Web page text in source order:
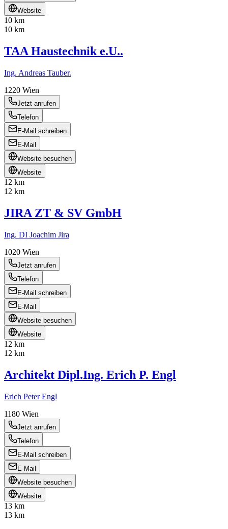
Website
10 km
10 km
TAA Haustechnik e.U..
Ing. Andreas Tauber.
1220 Wien
Jetzt anrufen
Telefon
E-Mail schreiben
E-Mail
Website besuchen
Website
12 km
12 km
JIRA ZT & SV GmbH
Ing. DI Joachim Jira
1020 Wien
Jetzt anrufen
Telefon
E-Mail schreiben
E-Mail
Website besuchen
Website
12 km
12 km
Architekt Dipl.Ing. Erich P. Engl
Erich Peter Engl
1180 Wien
Jetzt anrufen
Telefon
E-Mail schreiben
E-Mail
Website besuchen
Website
13 km
13 km